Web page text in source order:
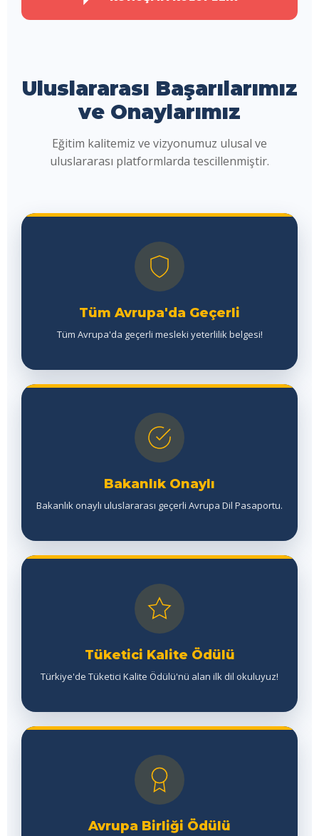
Uluslararası Başarılarımız
ve Onaylarımız
Eğitim kalitemiz ve vizyonumuz ulusal ve
uluslararası platformlarda tescillenmiştir.
Tüm Avrupa'da Geçerli
Tüm Avrupa'da geçerli mesleki yeterlilik belgesi!
Bakanlık Onaylı
Bakanlık onaylı uluslararası geçerli Avrupa Dil Pasaportu.
Tüketici Kalite Ödülü
Türkiye'de Tüketici Kalite Ödülü'nü alan ilk dil okuluyuz!
Avrupa Birliği Ödülü